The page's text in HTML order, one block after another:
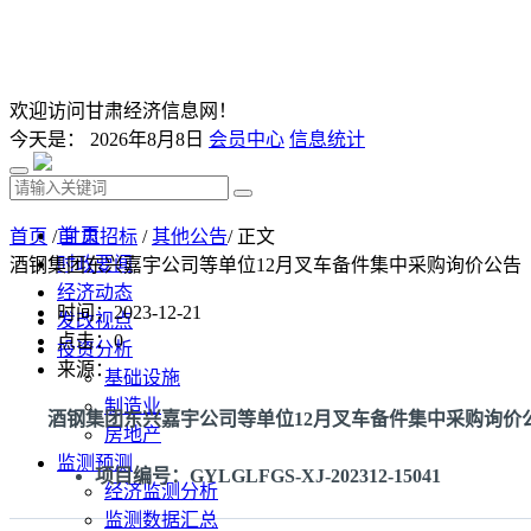
欢迎访问甘肃经济信息网！
今天是： 2026年8月8日 会员中心 信息统计
首 页
时政要闻
经济动态
发改视点
投资分析
基础设施
制造业
房地产
监测预测
经济监测分析
监测数据汇总
首页 /甘肃招标 /其他公告/ 正文
酒钢集团东兴嘉宇公司等单位12月叉车备件集中采购询价公告
时间：2023-12-21
点击：0
来源：
酒钢集团东兴嘉宇公司等单位12月叉车备件集中采购询价
项目编号：GYLGLFGS-XJ-202312-15041